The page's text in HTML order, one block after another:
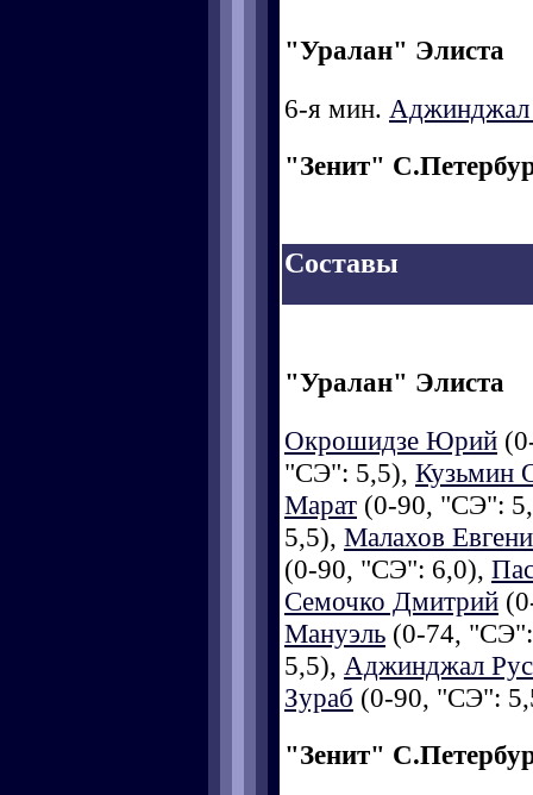
"Уралан" Элиста
6-я мин. Аджинджал
"Зенит"
Составы
"Уралан" Элиста
Окрошидзе Юрий
"СЭ": 5,5), Кузьмин
Марат (0-90, "СЭ":
5,5), Малахов
(0-90, "СЭ": 6,0),
Семочко Дмитрий
Мануэль (0-74,
5,5), Аджинджал
Зураб (0-90, "СЭ":
"Зенит"